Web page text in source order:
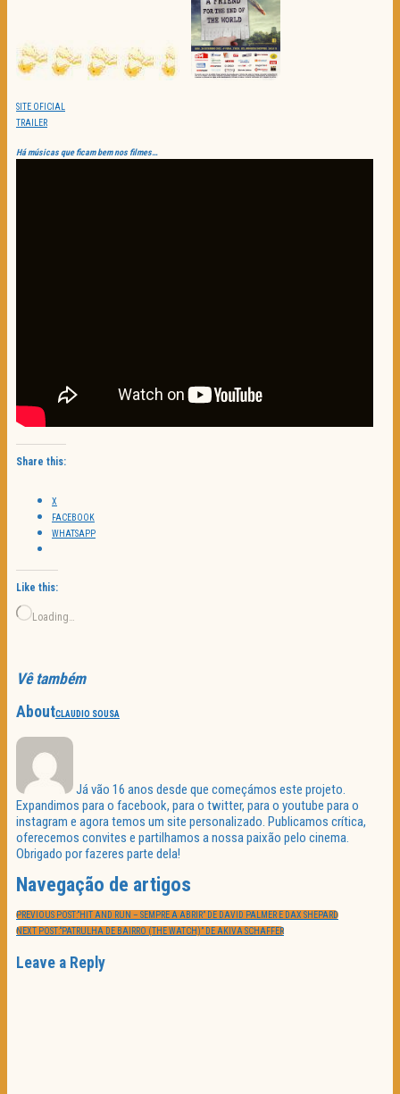
SITE OFICIAL
TRAILER
Há músicas que ficam bem nos filmes…
Share this:
X
FACEBOOK
WHATSAPP
Like this:
Loading…
Vê também
AboutCLAUDIO SOUSA
Já vão 16 anos desde que começámos este projeto.
Expandimos para o facebook, para o twitter, para o youtube para o
instagram e agora temos um site personalizado. Publicamos crítica,
oferecemos convites e partilhamos a nossa paixão pelo cinema.
Obrigado por fazeres parte dela!
Navegação de artigos
PREVIOUS POST:“HIT AND RUN – SEMPRE A ABRIR” DE DAVID PALMER E DAX SHEPARD
NEXT POST:“PATRULHA DE BAIRRO (THE WATCH)” DE AKIVA SCHAFFER
Leave a Reply